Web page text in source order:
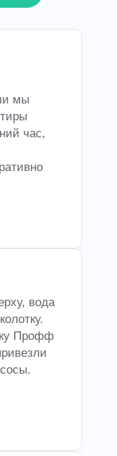
мы
час,
вода
Профф